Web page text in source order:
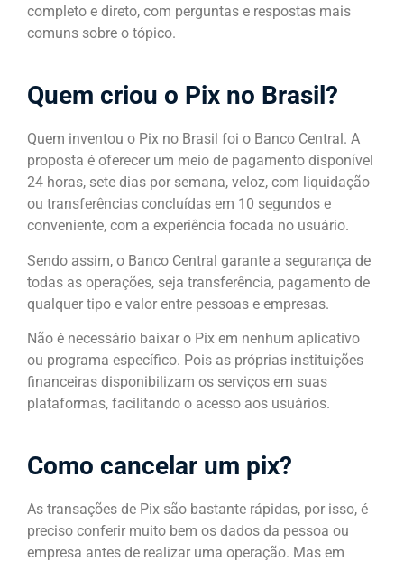
completo e direto, com perguntas e respostas mais
comuns sobre o tópico.
Quem criou o Pix no Brasil?
Quem inventou o Pix no Brasil foi o Banco Central. A
proposta é oferecer um meio de pagamento disponível
24 horas, sete dias por semana, veloz, com liquidação
ou transferências concluídas em 10 segundos e
conveniente, com a experiência focada no usuário.
Sendo assim, o Banco Central garante a segurança de
todas as operações, seja transferência, pagamento de
qualquer tipo e valor entre pessoas e empresas.
Não é necessário baixar o Pix em nenhum aplicativo
ou programa específico. Pois as próprias instituições
financeiras disponibilizam os serviços em suas
plataformas, facilitando o acesso aos usuários.
Como cancelar um pix?
As transações de Pix são bastante rápidas, por isso, é
preciso conferir muito bem os dados da pessoa ou
empresa antes de realizar uma operação. Mas em